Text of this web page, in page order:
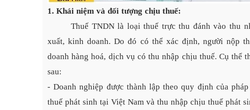
1. Khái niệm và đối tượng chịu thuế:
Thuế TNDN là loại thuế trực thu đánh vào thu
xuất, kinh doanh. Do đó có thể xác định, người nộp
doanh hàng hoá, dịch vụ có thu nhập chịu thuế. Cụ
sau:
- Doanh nghiệp được thành lập theo quy định của
thuế phát sinh tại Việt Nam và thu nhập chịu thuế phát